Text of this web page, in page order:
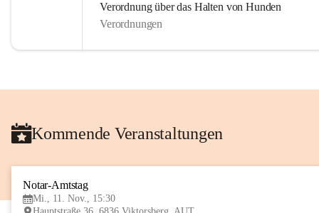
Verordnung über das Halten von Hunden
Verordnungen
Kommende Veranstaltungen
Notar-Amtstag
Mi., 11. Nov., 15:30